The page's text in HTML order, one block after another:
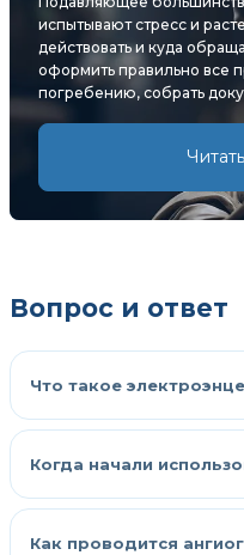
испытывают стресс и
действовать и куда
оформить правильно все
погребению, собрать
Вопрос и ответ
Что такое
Когда начали
Как проводится